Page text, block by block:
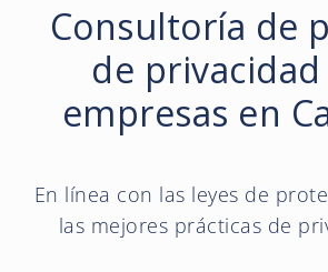
Consultoría de
de
empresas en
En línea con las leyes de
las mejores prácticas de